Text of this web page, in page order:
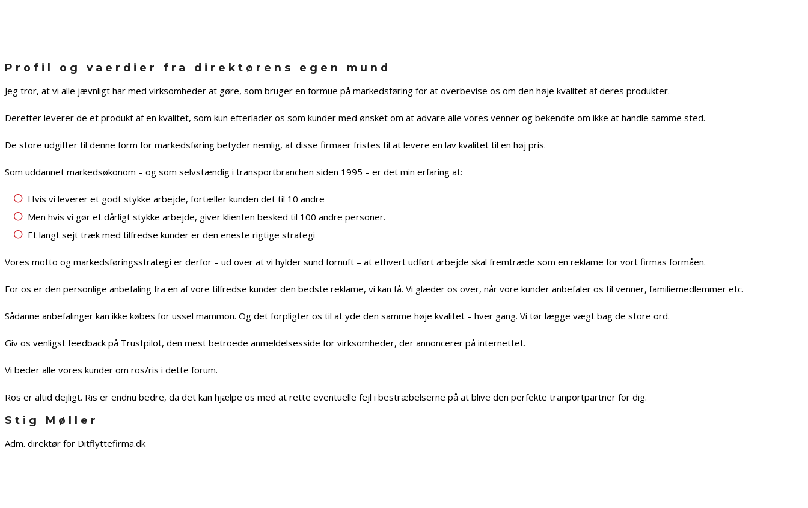
Profil og vaerdier fra direktørens egen mund
Jeg tror, at vi alle jævnligt har med virksomheder at gøre, som bruger en formue på markedsføring for at overbevise os om den høje kvalitet af deres produkter.
Derefter leverer de et produkt af en kvalitet, som kun efterlader os som kunder med ønsket om at advare alle vores venner og bekendte om ikke at handle samme sted.
De store udgifter til denne form for markedsføring betyder nemlig, at disse firmaer fristes til at levere en lav kvalitet til en høj pris.
Som uddannet markedsøkonom – og som selvstændig i transportbranchen siden 1995 – er det min erfaring at:
Hvis vi leverer et godt stykke arbejde, fortæller kunden det til 10 andre
Men hvis vi gør et dårligt stykke arbejde, giver klienten besked til 100 andre personer.
Et langt sejt træk med tilfredse kunder er den eneste rigtige strategi
Vores motto og markedsføringsstrategi er derfor – ud over at vi hylder sund fornuft – at ethvert udført arbejde skal fremtræde som en reklame for vort firmas formåen.
For os er den personlige anbefaling fra en af vore tilfredse kunder den bedste reklame, vi kan få. Vi glæder os over, når vore kunder anbefaler os til venner, familiemedlemmer etc.
Sådanne anbefalinger kan ikke købes for ussel mammon. Og det forpligter os til at yde den samme høje kvalitet – hver gang. Vi tør lægge vægt bag de store ord.
Giv os venligst feedback på Trustpilot, den mest betroede anmeldelsesside for virksomheder, der annoncerer på internettet.
Vi beder alle vores kunder om ros/ris i dette forum.
Ros er altid dejligt. Ris er endnu bedre, da det kan hjælpe os med at rette eventuelle fejl i bestræbelserne på at blive den perfekte tranportpartner for dig.
Stig Møller
Adm. direktør for Ditflyttefirma.dk